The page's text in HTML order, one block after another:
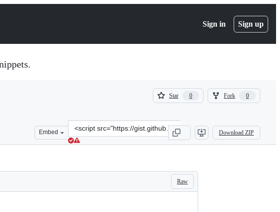
Sign in Sign up
Star 0
0
Fork 0
0
Embed
Clone
this
repository
src=&quot;https://gist.github.com/a-
Download ZIP
Raw